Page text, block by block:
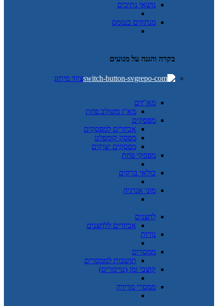
נושאי נתיכים
מנתקים בעומס
בקרה והגנה על מנועים
ציוד מיתוג
מא"זים
מא"ז משולב פחת
מפסקים
אביזרים למפסקים
מפסק קומפלט
מפסקים יצוקים
מפסקי פחת
כולאי ברקים
מוני אנרגיה
לחצנים
אביזרים ללחצנים
נורות
ממסרים
תושבות לממסרים
קוצבי זמן (טיימרים)
ממסרי מדידה